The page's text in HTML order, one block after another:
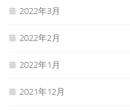
2022年3月
2022年2月
2022年1月
2021年12月